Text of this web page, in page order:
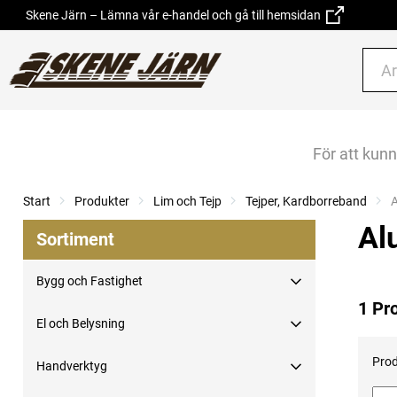
Skene Järn – Lämna vår e-handel och gå till hemsidan
För att
Start Produkter Lim och Tejp Tejper, Kardborreband
Sortiment
Bygg och Fastighet
El och Belysning
Handverktyg
1